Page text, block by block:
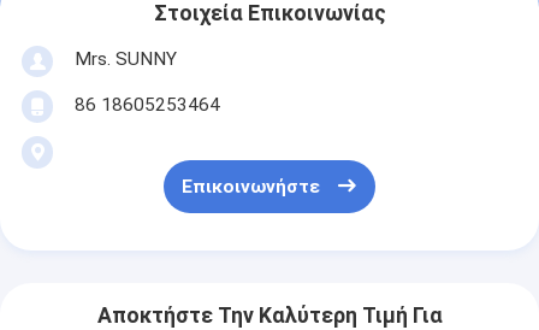
Στοιχεία Επικοινωνίας
Mrs. SUNNY
86 18605253464
Επικοινωνήστε
Αποκτήστε Την Καλύτερη Τιμή Για